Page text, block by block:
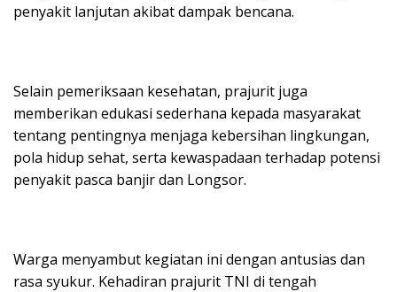
penyakit lanjutan akibat dampak bencana.
Selain pemeriksaan kesehatan, prajurit juga
memberikan edukasi sederhana kepada masyarakat
tentang pentingnya menjaga kebersihan lingkungan,
pola hidup sehat, serta kewaspadaan terhadap potensi
penyakit pasca banjir dan Longsor.
Warga menyambut kegiatan ini dengan antusias dan
rasa syukur. Kehadiran prajurit TNI di tengah